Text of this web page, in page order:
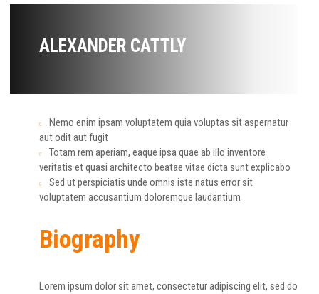
ALEXANDER CATTLY
Nemo enim ipsam voluptatem quia voluptas sit aspernatur
aut odit aut fugit
Totam rem aperiam, eaque ipsa quae ab illo inventore
veritatis et quasi architecto beatae vitae dicta sunt explicabo
Sed ut perspiciatis unde omnis iste natus error sit
voluptatem accusantium doloremque laudantium
Biography
Lorem ipsum dolor sit amet, consectetur adipiscing elit, sed do